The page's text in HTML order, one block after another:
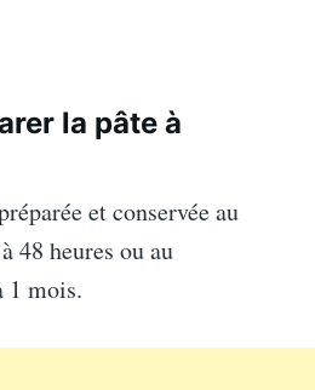
la pâte à
et conservée au
48 heures ou au
1 mois.